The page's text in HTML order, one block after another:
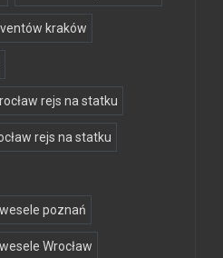
kraków
rejs na statku
rejs na statku
poznań
Wrocław